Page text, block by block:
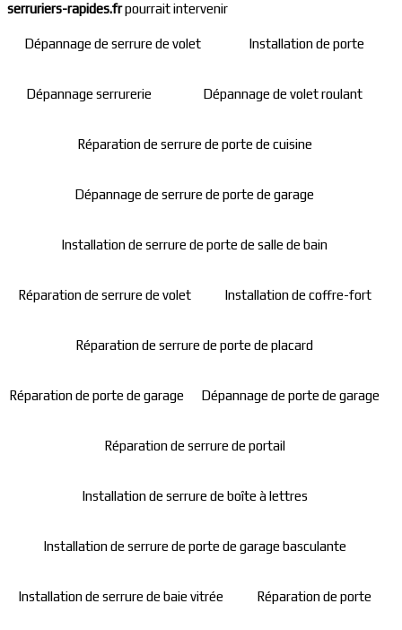
serruriers-rapides.frpourrait intervenir
Dépannage de serrure de volet Installation de porte
Dépannage serrurerie Dépannage de volet roulant
Réparation de serrure de porte de cuisine
Dépannage de serrure de porte de garage
Installation de serrure de porte de salle de bain
Réparation de serrure de volet Installation de coffre-fort
Réparation de serrure de porte de placard
Réparation de porte de garage Dépannage de porte de garage
Réparation de serrure de portail
Installation de serrure de boîte à lettres
Installation de serrure de porte de garage basculante
Installation de serrure de baie vitrée Réparation de porte